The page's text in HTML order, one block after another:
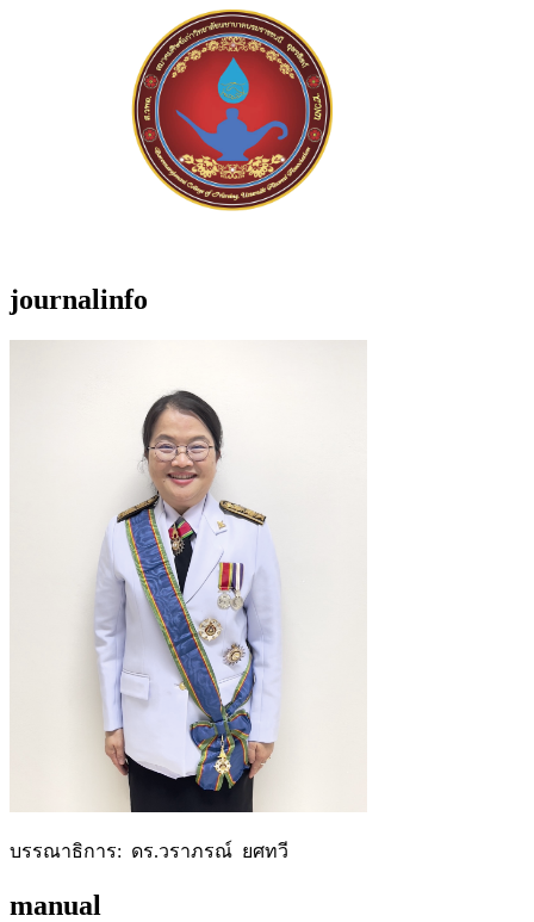
journalinfo
บรรณาธิการ: ดร.วราภรณ์ ยศทวี
manual